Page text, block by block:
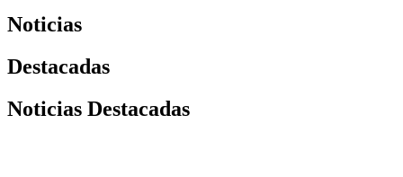
Noticias
Destacadas
Noticias Destacadas